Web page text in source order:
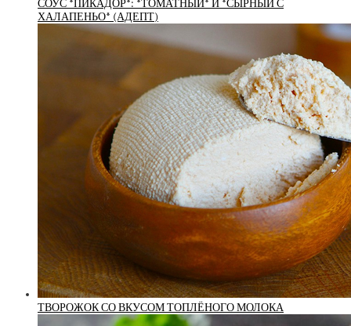
СОУС *ПИКАДОР*: *ТОМАТНЫЙ* И *СЫРНЫЙ С
ХАЛАПЕНЬО* (АДЕПТ)
ТВОРОЖОК СО ВКУСОМ ТОПЛЁНОГО МОЛОКА